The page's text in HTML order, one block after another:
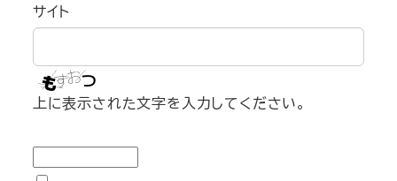
サイト
上に表示された文字を入力してください。